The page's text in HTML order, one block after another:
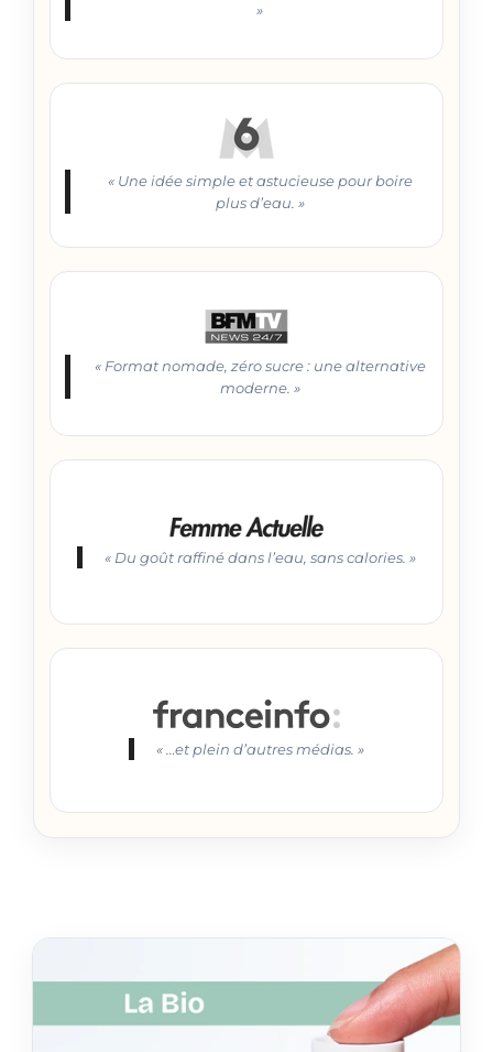
»
« Une idée simple et astucieuse pour boire
plus d’eau. »
« Format nomade, zéro sucre : une alternative
moderne. »
« Du goût raffiné dans l’eau, sans calories. »
« …et plein d’autres médias. »